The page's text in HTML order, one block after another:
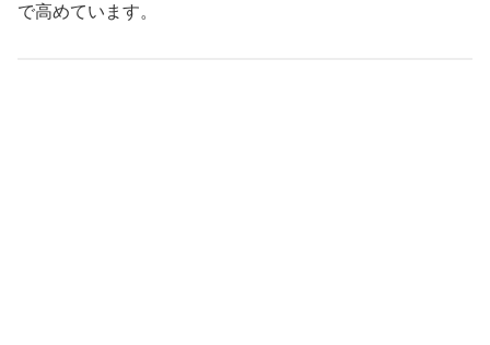
で高めています。